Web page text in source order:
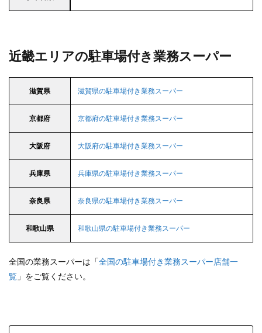
近畿エリアの駐車場付き業務スーパー
滋賀県 滋賀県の駐車場付き業務スーパー
京都府 京都府の駐車場付き業務スーパー
大阪府 大阪府の駐車場付き業務スーパー
兵庫県 兵庫県の駐車場付き業務スーパー
奈良県 奈良県の駐車場付き業務スーパー
和歌山県 和歌山県の駐車場付き業務スーパー
全国の業務スーパーは「全国の駐車場付き業務スーパー店舗一
覧 」をご覧ください。